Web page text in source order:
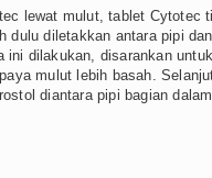
lewat mulut, tablet Cytotec
dulu diletakkan antara pipi
ini dilakukan, disarankan
mulut lebih basah.
diantara pipi bagian